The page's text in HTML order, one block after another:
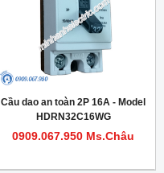
Cầu dao an toàn 2P 16A - Model
HDRN32C16WG
0909.067.950 Ms.Châu